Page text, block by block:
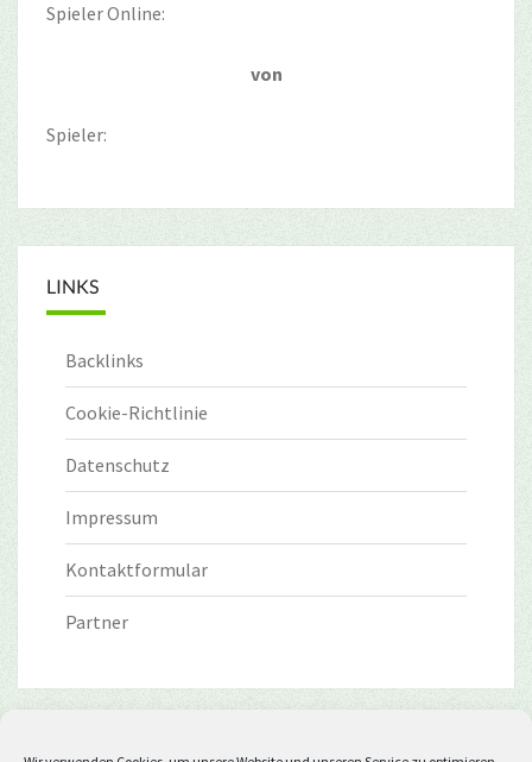
Spieler Online:
von
Spieler:
LINKS
Backlinks
Cookie-Richtlinie
Datenschutz
Impressum
Kontaktformular
Partner